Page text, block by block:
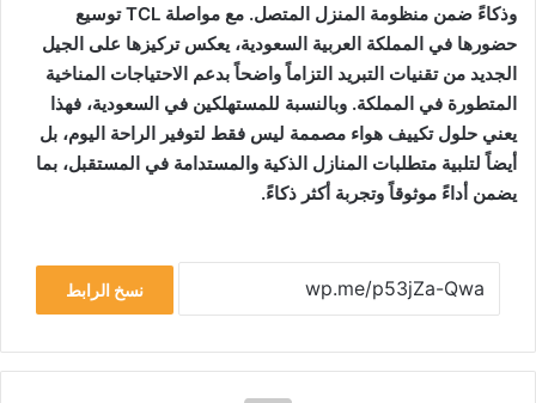
وذكاءً ضمن منظومة المنزل المتصل. مع مواصلة TCL توسيع
حضورها في المملكة العربية السعودية، يعكس تركيزها على الجيل
الجديد من تقنيات التبريد التزاماً واضحاً بدعم الاحتياجات المناخية
المتطورة في المملكة. وبالنسبة للمستهلكين في السعودية، فهذا
يعني حلول تكييف هواء مصممة ليس فقط لتوفير الراحة اليوم، بل
أيضاً لتلبية متطلبات المنازل الذكية والمستدامة في المستقبل، بما
يضمن أداءً موثوقاً وتجربة أكثر ذكاءً.
نسخ الرابط